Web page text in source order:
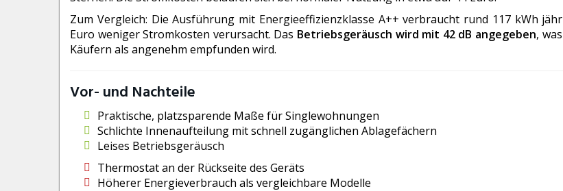
Zum Vergleich: Die Ausführung mit Energieeffizienzklasse A++ verbraucht rund 117 kWh
Euro weniger Stromkosten verursacht. Das Betriebsgeräusch wird mit 42 dB angegeben,
Käufern als angenehm empfunden wird.
Vor- und Nachteile
Praktische, platzsparende Maße für Singlewohnungen
Schlichte Innenaufteilung mit schnell zugänglichen Ablagefächern
Leises Betriebsgeräusch
Thermostat an der Rückseite des Geräts
Höherer Energieverbrauch als vergleichbare Modelle